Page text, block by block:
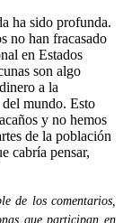
ha sido profunda.
no han fracasado
en Estados
son algo
a la
mundo. Esto
y no hemos
de la población
cabría pensar,
de los comentarios,
que participan en